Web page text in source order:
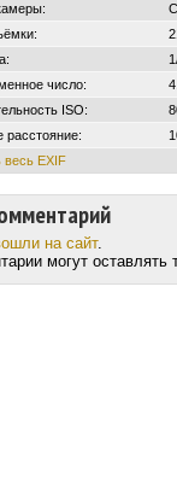
число:
ISO:
расстояние:
весь EXIF
на сайт.
могут оставлять